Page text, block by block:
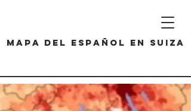
Mapa del español en Suiza